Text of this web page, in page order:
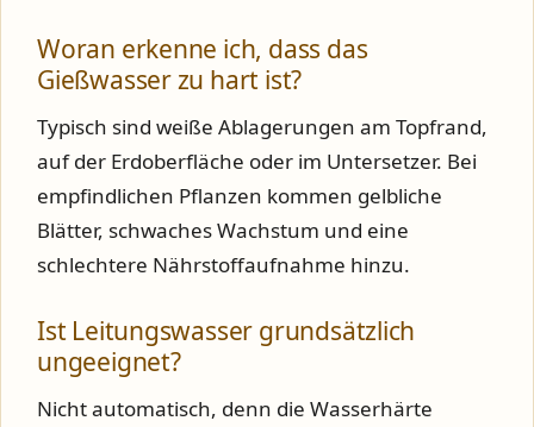
Woran erkenne ich, dass das
Gießwasser zu hart ist?
Typisch sind weiße Ablagerungen am Topfrand,
auf der Erdoberfläche oder im Untersetzer. Bei
empfindlichen Pflanzen kommen gelbliche
Blätter, schwaches Wachstum und eine
schlechtere Nährstoffaufnahme hinzu.
Ist Leitungswasser grundsätzlich
ungeeignet?
Nicht automatisch, denn die Wasserhärte